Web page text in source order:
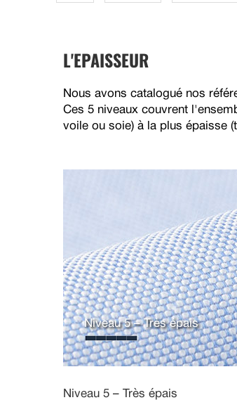
L'EPAISSEUR
Nous avons catalogué nos
Ces 5 niveaux couvrent
voile ou soie) à la plus épaisse
Niveau 5 – Très épais
Niveau 5 – Très épais